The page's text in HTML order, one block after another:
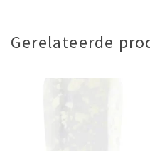
Gerelateerde